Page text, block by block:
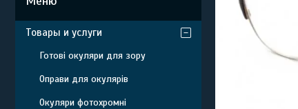
Товары и услуги
Готові окуляри для зору
Оправи для окулярів
Окуляри фотохромні